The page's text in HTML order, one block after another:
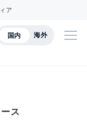
ア
国内 海外
ス